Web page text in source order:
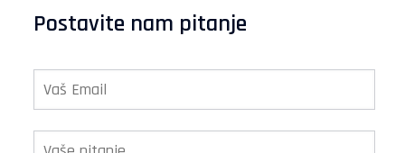
Postavite nam pitanje